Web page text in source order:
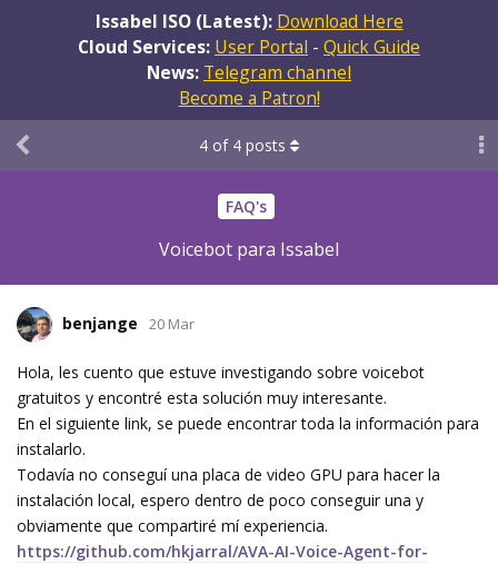
Issabel ISO (Latest): Download Here
Cloud Services: User Portal - Quick Guide
News: Telegram channel
Become a Patron!
FAQ's
Voicebot para Issabel
4 of 4 posts
benjange 20 Mar
Hola, les cuento que estuve investigando sobre voicebot
gratuitos y encontré esta solución muy interesante.
En el siguiente link, se puede encontrar toda la información para
instalarlo.
Todavía no conseguí una placa de video GPU para hacer la
instalación local, espero dentro de poco conseguir una y
obviamente que compartiré mí experiencia.
https://github.com/hkjarral/AVA-AI-Voice-Agent-for-